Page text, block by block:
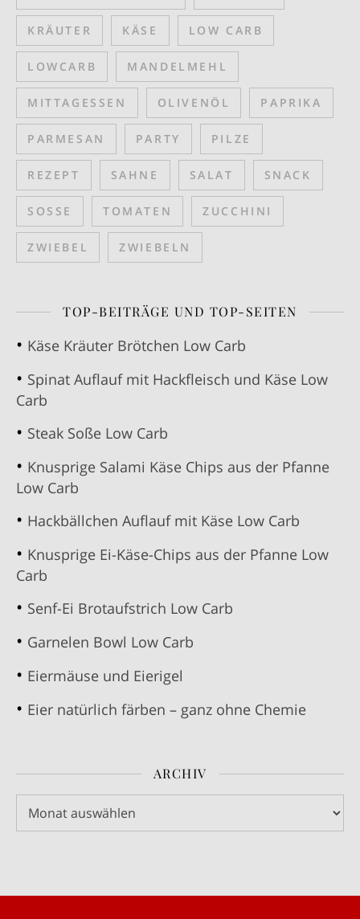
KRÄUTER KÄSE LOW CARB
LOWCARB MANDELMEHL
MITTAGESSEN OLIVENÖL PAPRIKA
PARMESAN PARTY PILZE
REZEPT SAHNE SALAT SNACK
SOSSE TOMATEN ZUCCHINI
ZWIEBEL ZWIEBELN
TOP-BEITRÄGE UND TOP-SEITEN
Käse Kräuter Brötchen Low Carb
Spinat Auflauf mit Hackfleisch und Käse Low
Carb
Steak Soße Low Carb
Knusprige Salami Käse Chips aus der Pfanne
Low Carb
Hackbällchen Auflauf mit Käse Low Carb
Knusprige Ei-Käse-Chips aus der Pfanne Low
Carb
Senf-Ei Brotaufstrich Low Carb
Garnelen Bowl Low Carb
Eiermäuse und Eierigel
Eier natürlich färben – ganz ohne Chemie
ARCHIV
Archiv